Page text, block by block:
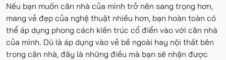
Nếu bạn muốn căn nhà của mình trở nên sang trọng hơn,
mang vẻ đẹp của nghệ thuật nhiều hơn, bạn hoàn toàn có
thể áp dụng phong cách kiến trúc cổ điển vào với căn nhà
của mình. Dù là áp dụng vào vẻ bề ngoài hay nội thất bên
trong căn nhà, đây là những điều mà bạn sẽ nhận được